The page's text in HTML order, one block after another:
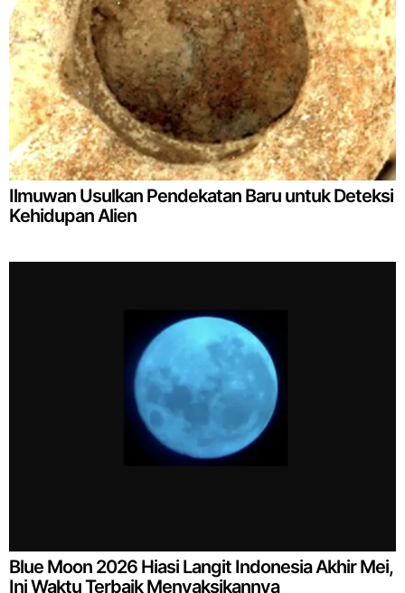
Ilmuwan Usulkan Pendekatan Baru untuk Deteksi
Kehidupan Alien
Blue Moon 2026 Hiasi Langit Indonesia Akhir Mei,
Ini Waktu Terbaik Menyaksikannya